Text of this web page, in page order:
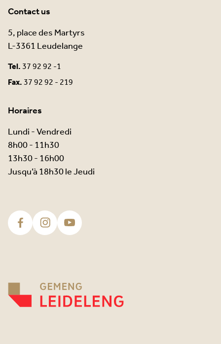
Contact us
5, place des Martyrs
L-3361 Leudelange
Tel.37 92 92 -1
Fax.37 92 92 - 219
Horaires
Lundi - Vendredi
8h00 - 11h30
13h30 - 16h00
Jusqu’à 18h30 le Jeudi